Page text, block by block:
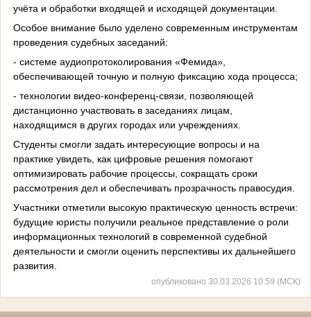
учёта и обработки входящей и исходящей документации.
Особое внимание было уделено современным инструментам
проведения судебных заседаний:
- системе аудиопротоколирования «Фемида»,
обеспечивающей точную и полную фиксацию хода процесса;
- технологии видео‑конференц‑связи, позволяющей
дистанционно участвовать в заседаниях лицам,
находящимся в других городах или учреждениях.
Студенты смогли задать интересующие вопросы и на
практике увидеть, как цифровые решения помогают
оптимизировать рабочие процессы, сокращать сроки
рассмотрения дел и обеспечивать прозрачность правосудия.
Участники отметили высокую практическую ценность встречи:
будущие юристы получили реальное представление о роли
информационных технологий в современной судебной
деятельности и смогли оценить перспективы их дальнейшего
развития.
опубликовано 30.03.2026 10:59 (МСК)